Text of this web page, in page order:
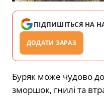
ПІДПИШІТЬСЯ НА
ДОДАТИ ЗАРАЗ
Буряк може чудово
зморшок, гнилі та